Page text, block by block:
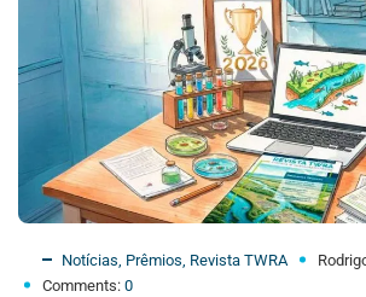
Notícias Prêmios Revista TWRA
Comments: 0